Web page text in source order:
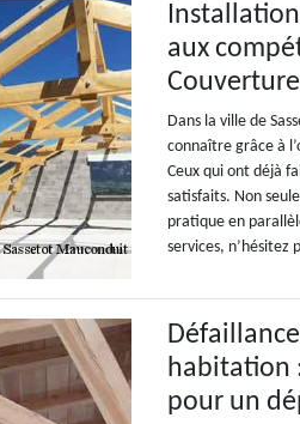
aux
Couverture
Dans la ville de
connaître grâce à
Ceux qui ont déjà
satisfaits. Non
pratique en
services, n’hésitez
habitation
pour un